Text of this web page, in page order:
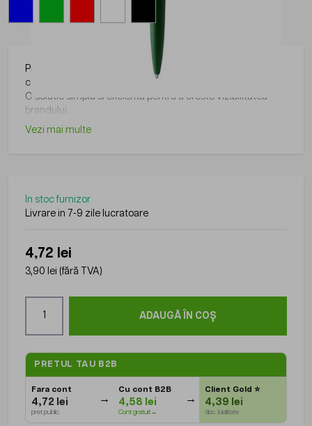
Produs din gama Roly, practic si usor de folosit in diverse
contexte.
O solutie simpla si eficienta pentru a creste vizibilitatea
brandului.
Vezi mai multe
In stoc furnizor
Livrare in 7-9 zile lucratoare
4,72 lei
3,90 lei (fără TVA)
ADAUGĂ ÎN COȘ
PRETUL TAU B2B
Fara cont
4,72 lei
pret public
Cu cont B2B
4,58 lei
Cont gratuit→
Client Gold⭐
4,39 lei
disc. loialitate